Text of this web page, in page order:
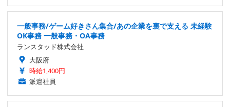
一般事務/ゲーム好きさん集合/あの企業を裏で支える 未経験
OK事務 一般事務・OA事務
ランスタッド株式会社
大阪府
時給1,400円
派遣社員